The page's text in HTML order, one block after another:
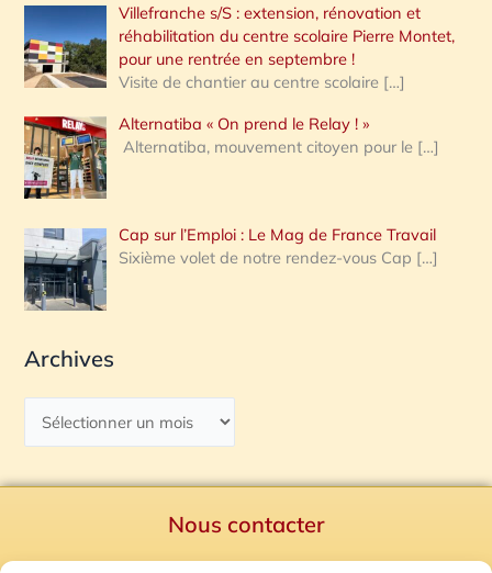
Villefranche s/S : extension, rénovation et
réhabilitation du centre scolaire Pierre Montet,
pour une rentrée en septembre !
Visite de chantier au centre scolaire […]
Alternatiba « On prend le Relay ! »
Alternatiba, mouvement citoyen pour le […]
Cap sur l’Emploi : Le Mag de France Travail
Sixième volet de notre rendez-vous Cap […]
Archives
Nous contacter